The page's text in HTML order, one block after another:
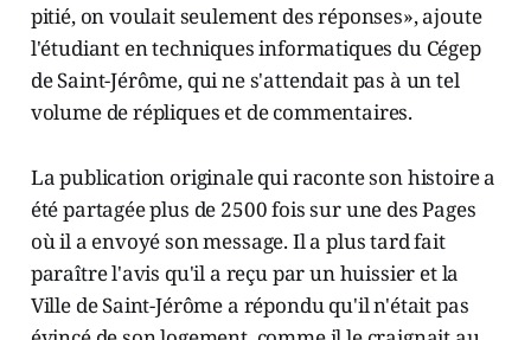
pitié, on voulait seulement des réponses», ajoute
l'étudiant en techniques informatiques du Cégep
de Saint-Jérôme, qui ne s'attendait pas à un tel
volume de répliques et de commentaires.
La publication originale qui raconte son histoire a
été partagée plus de 2500 fois sur une des Pages
où il a envoyé son message. Il a plus tard fait
paraître l'avis qu'il a reçu par un huissier et la
Ville de Saint-Jérôme a répondu qu'il n'était pas